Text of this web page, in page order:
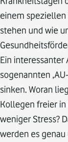
einem speziellen
stehen und wie
Ein interessanter
sogenannten
sinken. Woran
Kollegen freier in
weniger Stress?
werden es